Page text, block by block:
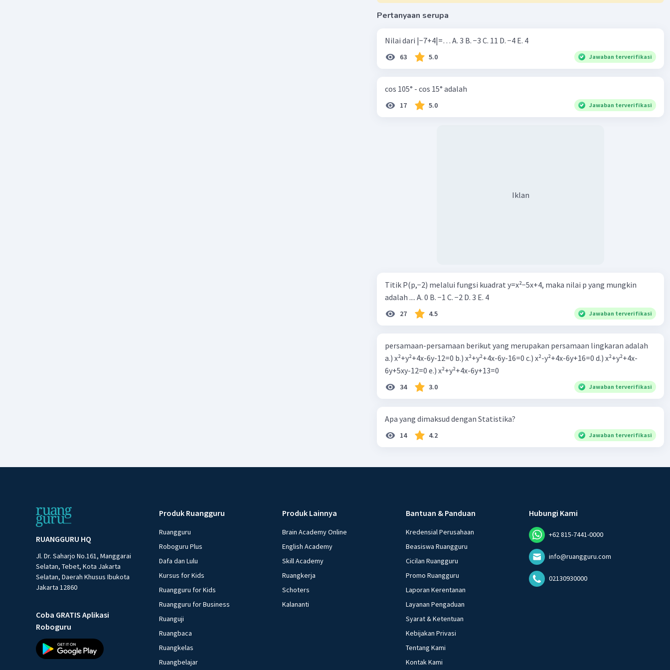
Pertanyaan serupa
Nilai dari |−7+4|=… A. 3 B. −3 C. 11 D. −4 E. 4
63 5.0 Jawaban terverifikasi
cos 105° - cos 15° adalah
17 5.0 Jawaban terverifikasi
Iklan
Titik P(p,−2) melalui fungsi kuadrat y=x²−5x+4, maka nilai p yang mungkin
adalah .... A. 0 B. −1 C. −2 D. 3 E. 4
27 4.5 Jawaban terverifikasi
persamaan-persamaan berikut yang merupakan persamaan lingkaran adalah
a.) x²+y²+4x-6y-12=0 b.) x²+y²+4x-6y-16=0 c.) x²-y²+4x-6y+16=0 d.) x²+y²+4x-
6y+5xy-12=0 e.) x²+y²+4x-6y+13=0
34 3.0 Jawaban terverifikasi
Apa yang dimaksud dengan Statistika?
14 4.2 Jawaban terverifikasi
RUANGGURU HQ
Jl. Dr. Saharjo No.161, Manggarai
Selatan, Tebet, Kota Jakarta
Selatan, Daerah Khusus Ibukota
Jakarta 12860
Coba GRATIS Aplikasi
Roboguru
Produk Ruangguru
Ruangguru
Roboguru Plus
Dafa dan Lulu
Kursus for Kids
Ruangguru for Kids
Ruangguru for Business
Ruanguji
Ruangbaca
Ruangkelas
Ruangbelajar
Produk Lainnya
Brain Academy Online
English Academy
Skill Academy
Ruangkerja
Schoters
Kalananti
Bantuan & Panduan
Kredensial Perusahaan
Beasiswa Ruangguru
Cicilan Ruangguru
Promo Ruangguru
Laporan Kerentanan
Layanan Pengaduan
Syarat & Ketentuan
Kebijakan Privasi
Tentang Kami
Kontak Kami
Hubungi Kami
+62 815-7441-0000
info@ruangguru.com
02130930000